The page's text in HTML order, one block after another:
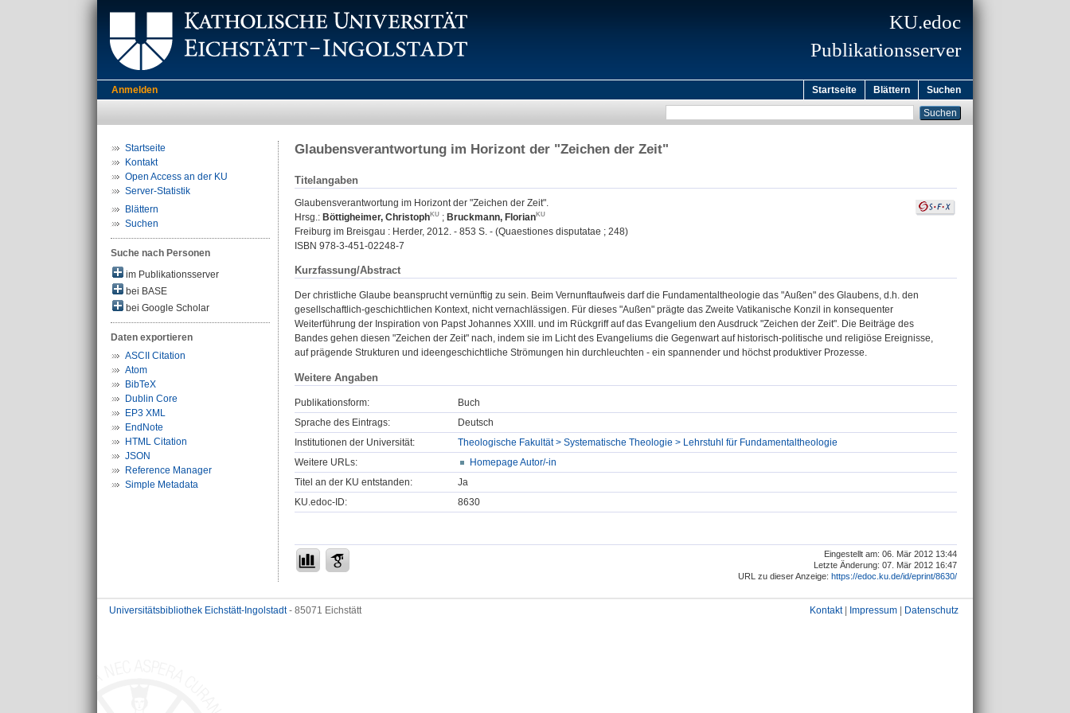
KU.edoc
Publikationsserver
Anmelden Startseite Blättern Suchen
Startseite
Kontakt
Open Access an der KU
Server-Statistik
Blättern
Suchen
Suche nach Personen
im Publikationsserver
bei BASE
bei Google Scholar
Daten exportieren
ASCII Citation
Atom
BibTeX
Dublin Core
EP3 XML
EndNote
HTML Citation
JSON
Reference Manager
Simple Metadata
Glaubensverantwortung im Horizont der "Zeichen der Zeit"
Titelangaben
Glaubensverantwortung im Horizont der "Zeichen der Zeit".
Hrsg.: Böttigheimer, Christoph ; Bruckmann, Florian
Freiburg im Breisgau : Herder, 2012. - 853 S. - (Quaestiones disputatae ; 248)
ISBN 978-3-451-02248-7
Kurzfassung/Abstract
Der christliche Glaube beansprucht vernünftig zu sein. Beim Vernunftaufweis darf die Fundamentaltheologie das "Außen" des Glaubens, d.h. den
gesellschaftlich-geschichtlichen Kontext, nicht vernachlässigen. Für dieses "Außen" prägte das Zweite Vatikanische Konzil in konsequenter
Weiterführung der Inspiration von Papst Johannes XXIII. und im Rückgriff auf das Evangelium den Ausdruck "Zeichen der Zeit". Die Beiträge des
Bandes gehen diesen "Zeichen der Zeit" nach, indem sie im Licht des Evangeliums die Gegenwart auf historisch-politische und religiöse Ereignisse,
auf prägende Strukturen und ideengeschichtliche Strömungen hin durchleuchten - ein spannender und höchst produktiver Prozesse.
Weitere Angaben
Publikationsform:
Buch
Sprache des Eintrags:
Deutsch
Institutionen der Universität:
Theologische Fakultät > Systematische Theologie > Lehrstuhl für Fundamentaltheologie
Weitere URLs:
Homepage Autor/-in
Titel an der KU entstanden:
Ja
KU.edoc-ID:
8630
Eingestellt am: 06. Mär 2012 13:44
Letzte Änderung: 07. Mär 2012 16:47
URL zu dieser Anzeige: https://edoc.ku.de/id/eprint/8630/
Universitätsbibliothek Eichstätt-Ingolstadt- 85071 Eichstätt Kontakt| Impressum Datenschutz